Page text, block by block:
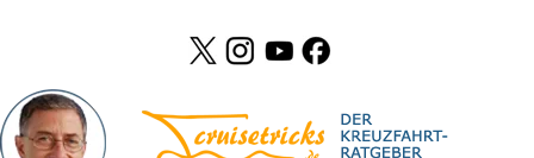
springen